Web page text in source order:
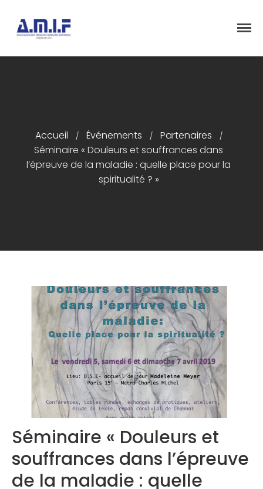
Présentation
Articles
Événements
Congrès 2018
Congrès 2020
Accueil / Événements / Partenaires /
Séminaire « Douleurs et souffrances dans
l’épreuve de la maladie : quelle place pour la
spiritualité ? »
Séminaire « Douleurs et
souffrances dans l’épreuve
de la maladie : quelle